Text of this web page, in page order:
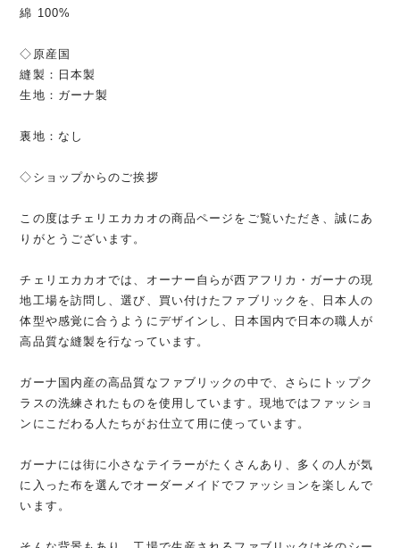
綿 100%
◇原産国
縫製：日本製
生地：ガーナ製
裏地：なし
◇ショップからのご挨拶
この度はチェリエカカオの商品ページをご覧いただき、誠にあ
りがとうございます。
チェリエカカオでは、オーナー自らが西アフリカ・ガーナの現
地工場を訪問し、選び、買い付けたファブリックを、日本人の
体型や感覚に合うようにデザインし、日本国内で日本の職人が
高品質な縫製を行なっています。
ガーナ国内産の高品質なファブリックの中で、さらにトップク
ラスの洗練されたものを使用しています。現地ではファッショ
ンにこだわる人たちがお仕立て用に使っています。
ガーナには街に小さなテイラーがたくさんあり、多くの人が気
に入った布を選んでオーダーメイドでファッションを楽しんで
います。